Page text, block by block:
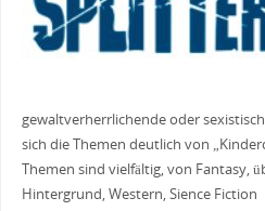
gewaltverherrlichende oder
sich die Themen deutlich von
Themen sind vielfältig, von Fantasy,
Hintergrund, Western, Sience Fiction